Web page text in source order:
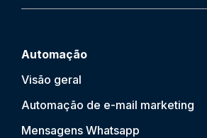
Automação
Visão geral
Automação de e-mail marketing
Mensagens Whatsapp